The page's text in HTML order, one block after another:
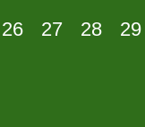
26 27 28 29